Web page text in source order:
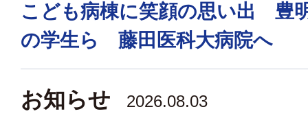
こども病棟に笑顔の思い出 豊
の学生ら 藤田医科大病院へ
お知らせ
2026.08.03